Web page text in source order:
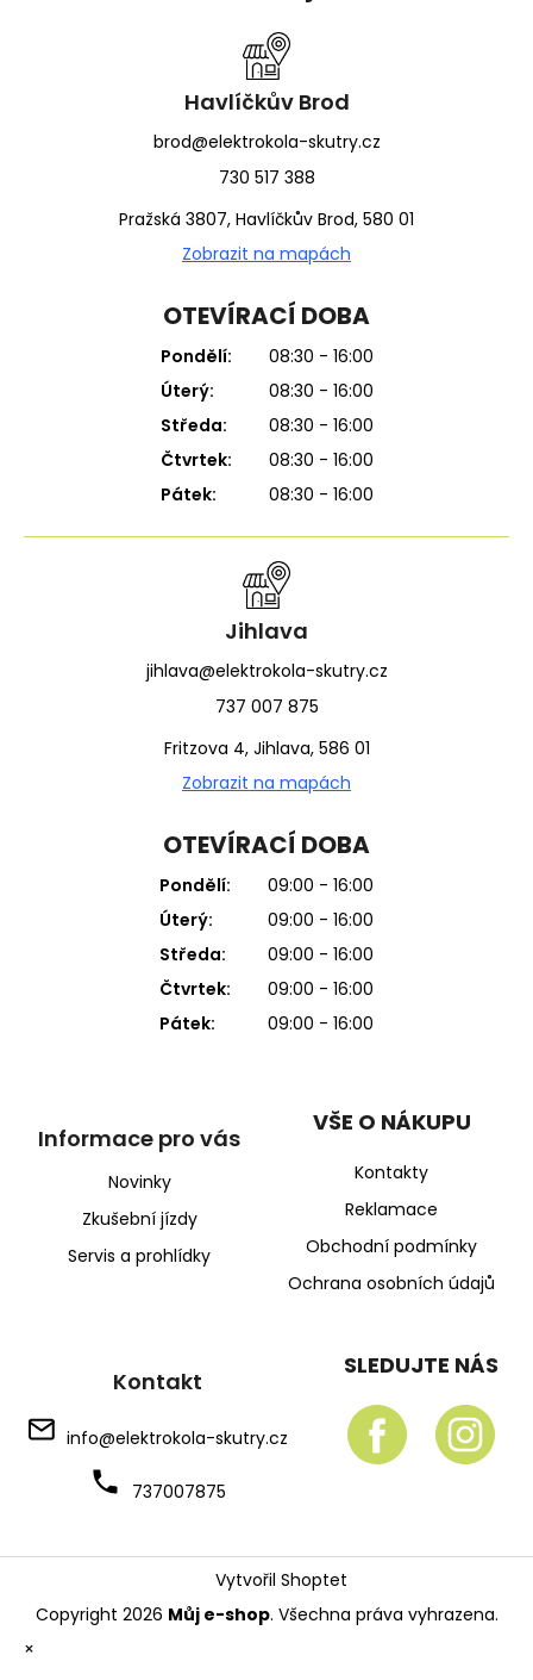
Havlíčkův Brod
brod@elektrokola-skutry.cz
730 517 388
Pražská 3807, Havlíčkův Brod, 580 01
Zobrazit na mapách
OTEVÍRACÍ DOBA
Pondělí:
08:30 - 16:00
Úterý:
08:30 - 16:00
Středa:
08:30 - 16:00
Čtvrtek:
08:30 - 16:00
Pátek:
08:30 - 16:00
Jihlava
jihlava@elektrokola-skutry.cz
737 007 875
Fritzova 4, Jihlava, 586 01
Zobrazit na mapách
OTEVÍRACÍ DOBA
Pondělí:
09:00 - 16:00
Úterý:
09:00 - 16:00
Středa:
09:00 - 16:00
Čtvrtek:
09:00 - 16:00
Pátek:
09:00 - 16:00
Informace pro vás
Novinky
Zkušební jízdy
Servis a prohlídky
VŠE O NÁKUPU
Kontakty
Reklamace
Obchodní podmínky
Ochrana osobních údajů
Kontakt
info@elektrokola-skutry.cz
737007875
SLEDUJTE NÁS
Vytvořil Shoptet
Copyright 2026 Můj e-shop. Všechna práva vyhrazena.
×